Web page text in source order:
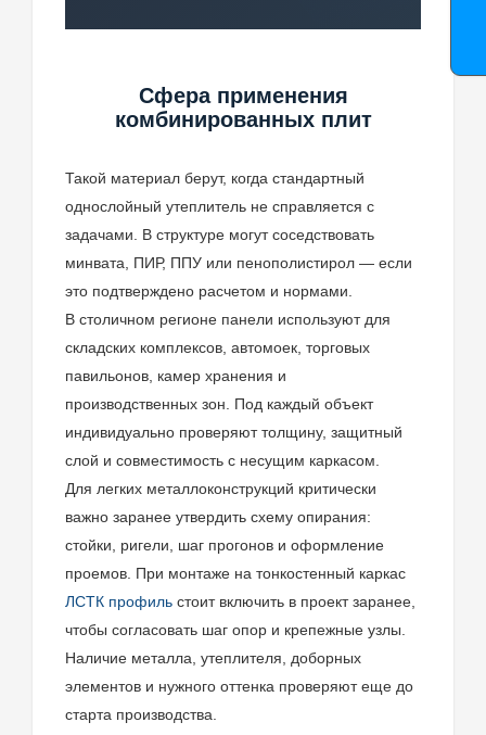
Сфера применения
комбинированных плит
Такой материал берут, когда стандартный
однослойный утеплитель не справляется с
задачами. В структуре могут соседствовать
минвата, ПИР, ППУ или пенополистирол — если
это подтверждено расчетом и нормами.
В столичном регионе панели используют для
складских комплексов, автомоек, торговых
павильонов, камер хранения и
производственных зон. Под каждый объект
индивидуально проверяют толщину, защитный
слой и совместимость с несущим каркасом.
Для легких металлоконструкций критически
важно заранее утвердить схему опирания:
стойки, ригели, шаг прогонов и оформление
проемов. При монтаже на тонкостенный каркас
ЛСТК профиль стоит включить в проект заранее,
чтобы согласовать шаг опор и крепежные узлы.
Наличие металла, утеплителя, доборных
элементов и нужного оттенка проверяют еще до
старта производства.